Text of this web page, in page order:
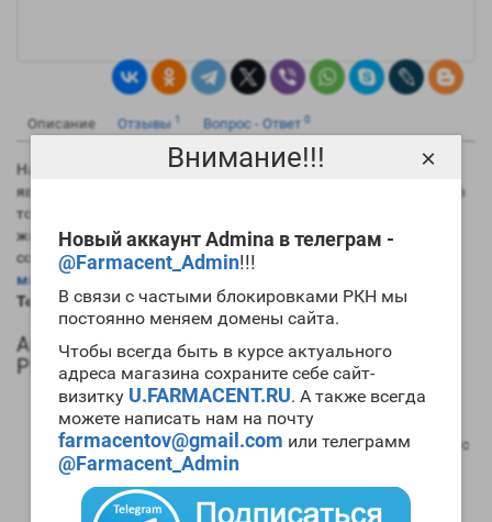
Внимание!!!
Новый аккаунт Admina в телеграм -
@Farmacent_Admin!!!
В связи с частыми блокировками РКН мы
постоянно меняем домены сайта.
Чтобы всегда быть в курсе актуального
адреса магазина сохраните себе сайт-
визитку U.FARMACENT.RU. А также всегда
можете написать нам на почту
farmacentov@gmail.com или телеграмм
@Farmacent_Admin
×
Описание Отзывы 1 Вопрос - Ответ 0
На данный момент самым длинным эфиром тестостерона
является именно ципионат. Это хорошо в плане его силы, но в
то же время вызывает сильную задержку в организме
жидкости. Практически всегда препарат используется в
сочетании с другими ААС. Если вам необходим
массонаборный цикл
Testoc Spectrum Pharma.
Анаболический профиль Testoc Spectrum
Pharma
Анаболическая активность – 100 процентов в
сравнении мужским гормоном;
Андрогенная активность – 100 процентов в сравнении с
мужским гормоном;
Способность конвертироваться в женские гормоны
(ароматизация) – высокая;